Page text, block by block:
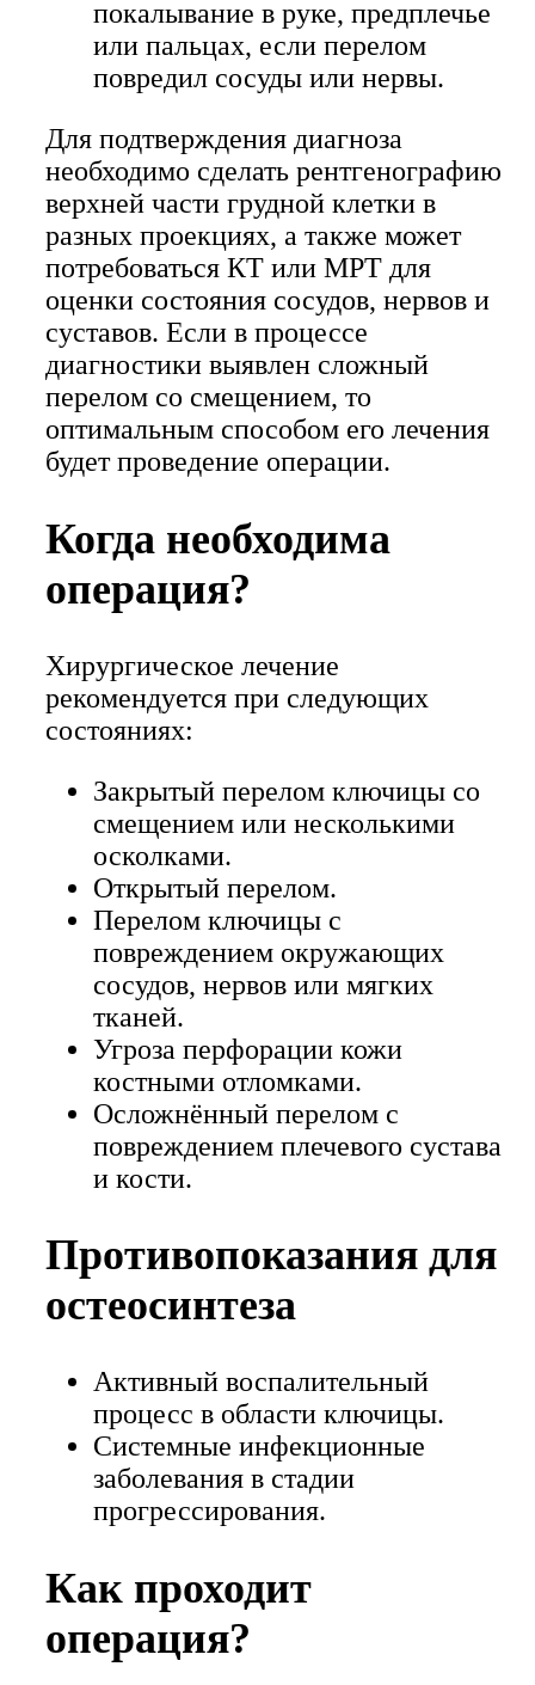
покалывание в руке, предплечье
или пальцах, если перелом
повредил сосуды или нервы.
Для подтверждения диагноза
необходимо сделать рентгенографию
верхней части грудной клетки в
разных проекциях, а также может
потребоваться КТ или МРТ для
оценки состояния сосудов, нервов и
суставов. Если в процессе
диагностики выявлен сложный
перелом со смещением, то
оптимальным способом его лечения
будет проведение операции.
Когда необходима
операция?
Хирургическое лечение
рекомендуется при следующих
состояниях:
Закрытый перелом ключицы со
смещением или несколькими
осколками.
Открытый перелом.
Перелом ключицы с
повреждением окружающих
сосудов, нервов или мягких
тканей.
Угроза перфорации кожи
костными отломками.
Осложнённый перелом с
повреждением плечевого сустава
и кости.
Противопоказания для
остеосинтеза
Активный воспалительный
процесс в области ключицы.
Системные инфекционные
заболевания в стадии
прогрессирования.
Как проходит
операция?